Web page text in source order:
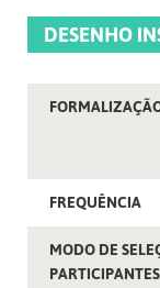
DESENHO
FREQUÊNCIA
MODO DE
PARTICIPANTES